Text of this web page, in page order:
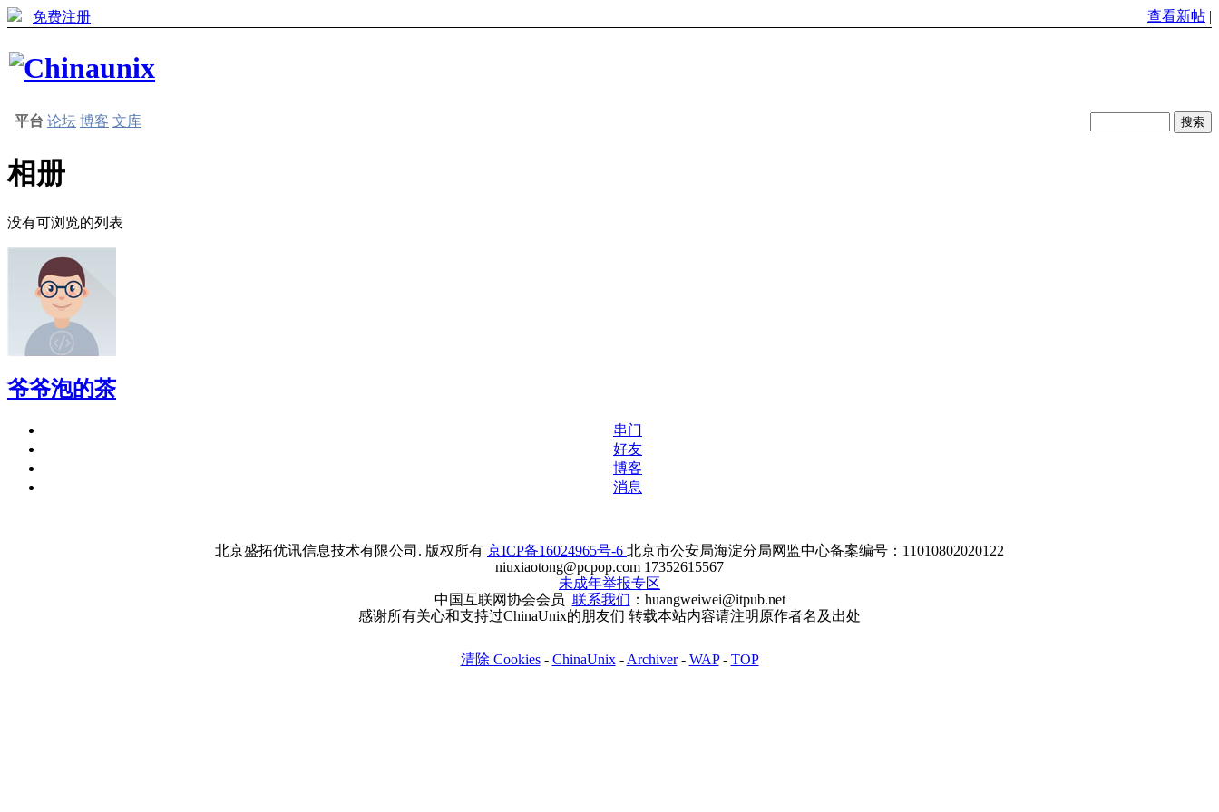
免费注册 查看新帖 |
平台 论坛 博客 文库
相册
没有可浏览的列表
爷爷泡的茶
串门
好友
博客
消息
北京盛拓优讯信息技术有限公司. 版权所有 京ICP备16024965号-6 北京市公安局海淀分局网监中心备案编号：11010802020122
niuxiaotong@pcpop.com 17352615567
未成年举报专区
中国互联网协会会员 联系我们 ：huangweiwei@itpub.net
感谢所有关心和支持过ChinaUnix的朋友们 转载本站内容请注明原作者名及出处
清除 Cookies- ChinaUnix- Archiver- WAP- TOP